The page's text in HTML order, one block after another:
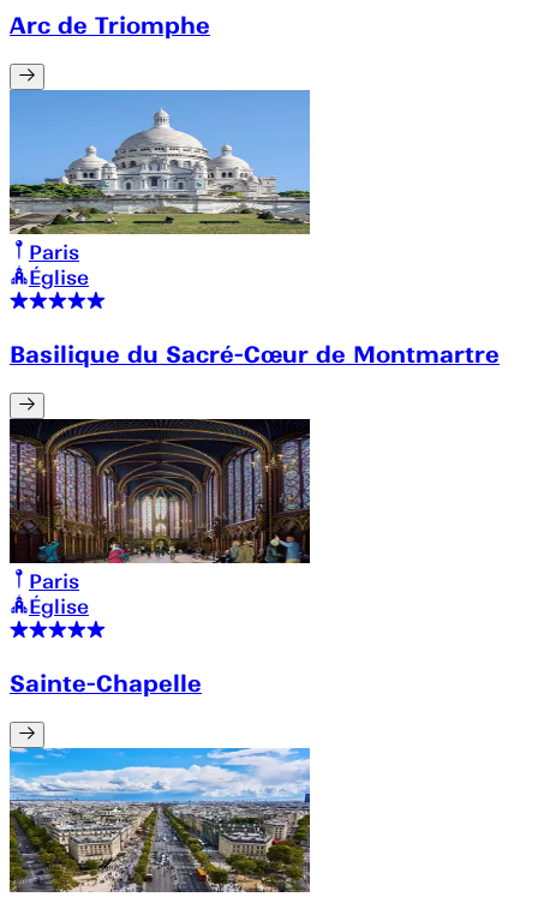
Arc de Triomphe
Paris
Église
Basilique du Sacré-Cœur de Montmartre
Paris
Église
Sainte-Chapelle